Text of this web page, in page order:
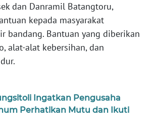
dan Danramil Batangtoru,
kepada masyarakat
bandang. Bantuan yang diberikan
alat-alat kebersihan, dan
Ingatkan Pengusaha
Perhatikan Mutu dan Ikuti